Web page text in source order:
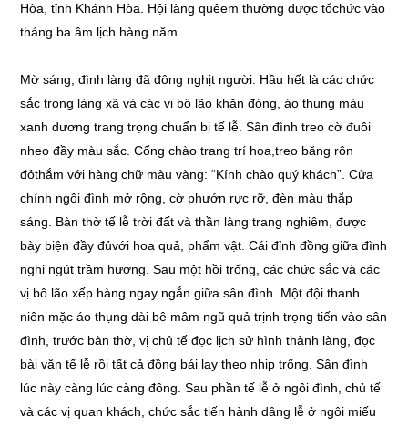
Hòa, tỉnh Khánh Hòa. Hội làng quêem thường được tổchức vào
tháng ba âm lịch hàng năm.
Mờ sáng, đình làng đã đông nghịt người. Hầu hết là các chức
sắc trong làng xã và các vị bô lão khăn đóng, áo thụng màu
xanh dương trang trọng chuẩn bị tế lễ. Sân đình treo cờ đuôi
nheo đầy màu sắc. Cổng chào trang trí hoa,treo băng rôn
đỏthắm với hàng chữ màu vàng: “Kính chào quý khách”. Cửa
chính ngôi đình mở rộng, cờ phướn rực rỡ, đèn màu thắp
sáng. Bàn thờ tế lễ trời đất và thần làng trang nghiêm, được
bày biện đầy đủvới hoa quả, phẩm vật. Cái đỉnh đồng giữa đình
nghi ngút trầm hương. Sau một hồi trống, các chức sắc và các
vị bô lão xếp hàng ngay ngắn giữa sân đình. Một đội thanh
niên mặc áo thụng dài bê mâm ngũ quả trịnh trọng tiến vào sân
đình, trước bàn thờ, vị chủ tế đọc lịch sử hình thành làng, đọc
bài văn tế lễ rồi tất cả đồng bái lạy theo nhịp trống. Sân đình
lúc này càng lúc càng đông. Sau phần tế lễ ở ngôi đình, chủ tế
và các vị quan khách, chức sắc tiến hành dâng lễ ở ngôi miếu